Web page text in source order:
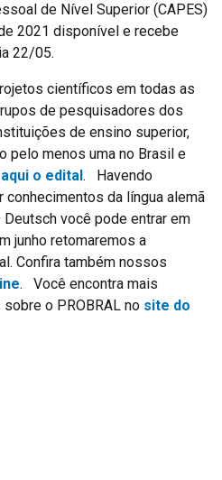
de Nível Superior (CAPES)
2021 disponível e recebe
22/05.
científicos em todas as
de pesquisadores dos
de ensino superior,
pelo menos uma no Brasil e
o edital . Havendo
da língua alemã
Deutsch você pode entrar em
junho retomaremos a
Confira também nossos
. Você encontra mais
o PROBRAL no site do